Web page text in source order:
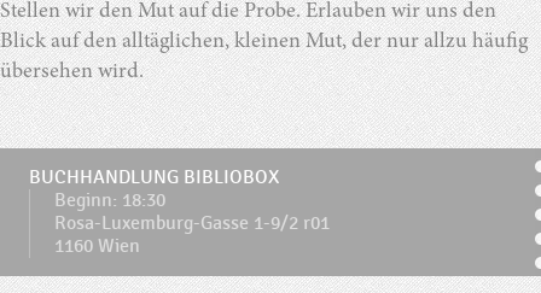
Stellen wir den Mut auf die Probe. Erlauben wir uns den
Blick auf den alltäglichen, kleinen Mut, der nur allzu häufig
übersehen wird.
BUCHHANDLUNG BIBLIOBOX
Beginn: 18:30
Rosa-Luxemburg-Gasse 1-9/2 r01
1160 Wien